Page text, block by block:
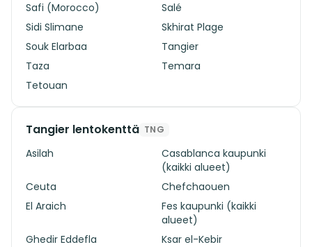
Safi (Morocco)
Salé
Sidi Slimane
Skhirat Plage
Souk Elarbaa
Tangier
Taza
Temara
Tetouan
Tangier lentokenttä TNG
Asilah
Casablanca kaupunki
(kaikki alueet)
Ceuta
Chefchaouen
El Araich
Fes kaupunki (kaikki
alueet)
Ghedir Eddefla
Ksar el-Kebir